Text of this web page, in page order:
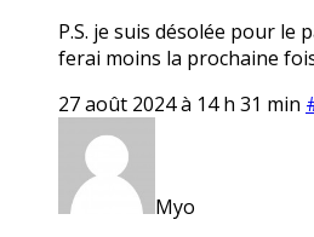
P.S. je suis désolée pour le
ferai moins la prochaine
27 août 2024 à 14 h 31 min
Myo